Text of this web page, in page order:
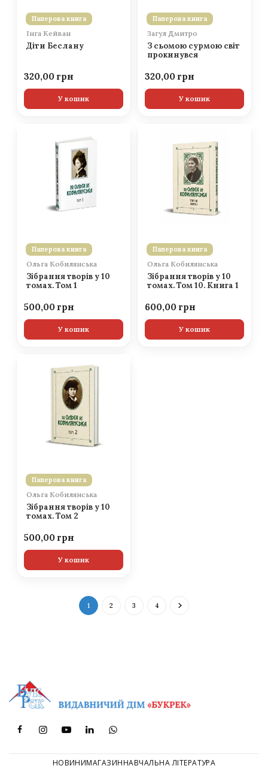
Паперова книга
Інга Кейван
Діти Беслану
320,00
У кошик
Паперова книга
Загул Дмитро
З сьомою сурмою світ
прокинувся
320,00
У кошик
Паперова книга
Ольга Кобилянська
Зібрання творів у 10
томах. Том 1
500,00
У кошик
Паперова книга
Ольга Кобилянська
Зібрання творів у 10
томах. Том 10. Книга 1
600,00
У кошик
Паперова книга
Ольга Кобилянська
Зібрання творів у 10
томах. Том 2
500,00
У кошик
1 2 3 4
НОВИНИМАГАЗИННАВЧАЛЬНА ЛІТЕРАТУРА